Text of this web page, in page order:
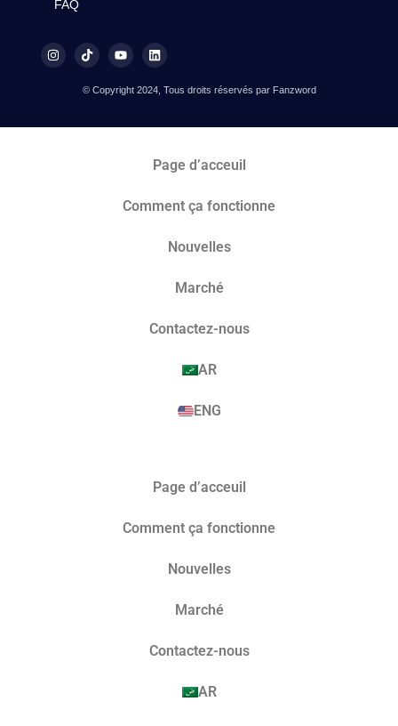
FAQ
© Copyright 2024, Tous droits réservés par Fanzword
Page d’acceuil
Comment ça fonctionne
Nouvelles
Marché​
Contactez-nous
AR
ENG
Page d’acceuil
Comment ça fonctionne
Nouvelles
Marché​
Contactez-nous
AR